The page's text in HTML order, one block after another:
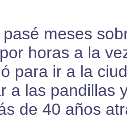
meses
horas a la
para ir a la
a las pandillas
de 40 años